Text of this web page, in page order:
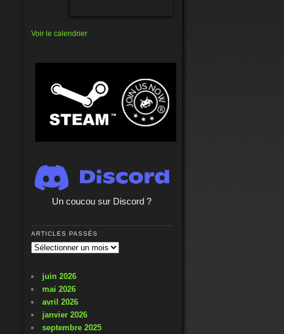
Voir le calendrier
Un coucou sur Discord ?
ARTICLES PASSÉS
Articles
juin 2026
mai 2026
avril 2026
janvier 2026
septembre 2025